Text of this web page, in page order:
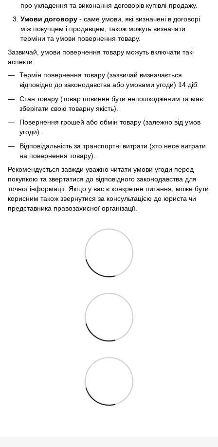
про укладення та виконання договорів купівлі-продажу.
Умови договору - саме умови, які визначені в договорі
між покупцем і продавцем, також можуть визначати
терміни та умови повернення товару.
Зазвичай, умови повернення товару можуть включати такі
аспекти:
Термін повернення товару (зазвичай визначається
відповідно до законодавства або умовами угоди) 14 діб.
Стан товару (товар повинен бути непошкодженим та має
зберігати свою товарну якість).
Повернення грошей або обмін товару (залежно від умов
угоди).
Відповідальність за транспортні витрати (хто несе витрати
на повернення товару).
Рекомендується завжди уважно читати умови угоди перед
покупкою та звертатися до відповідного законодавства для
точної інформації. Якщо у вас є конкретне питання, може бути
корисним також звернутися за консультацією до юриста чи
представника правозахисної організації.